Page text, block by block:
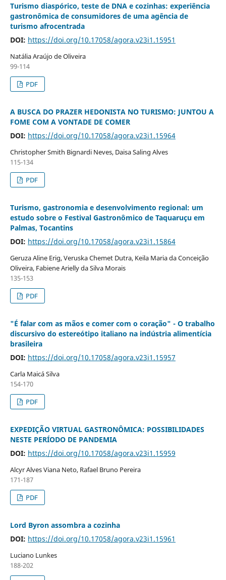
Turismo diaspórico, teste de DNA e cozinhas: experiência
gastronômica de consumidores de uma agência de
turismo afrocentrada
DOI: https://doi.org/10.17058/agora.v23i1.15951
Natália Araújo de Oliveira
99-114
PDF
A BUSCA DO PRAZER HEDONISTA NO TURISMO: JUNTOU A
FOME COM A VONTADE DE COMER
DOI: https://doi.org/10.17058/agora.v23i1.15964
Christopher Smith Bignardi Neves, Daisa Saling Alves
115-134
PDF
Turismo, gastronomia e desenvolvimento regional: um
estudo sobre o Festival Gastronômico de Taquaruçu em
Palmas, Tocantins
DOI: https://doi.org/10.17058/agora.v23i1.15864
Geruza Aline Erig, Veruska Chemet Dutra, Keila Maria da Conceição
Oliveira, Fabiene Arielly da Silva Morais
135-153
PDF
"É falar com as mãos e comer com o coração" - O trabalho
discursivo do estereótipo italiano na indústria alimentícia
brasileira
DOI: https://doi.org/10.17058/agora.v23i1.15957
Carla Maicá Silva
154-170
PDF
EXPEDIÇÃO VIRTUAL GASTRONÔMICA: POSSIBILIDADES
NESTE PERÍODO DE PANDEMIA
DOI: https://doi.org/10.17058/agora.v23i1.15959
Alcyr Alves Viana Neto, Rafael Bruno Pereira
171-187
PDF
Lord Byron assombra a cozinha
DOI: https://doi.org/10.17058/agora.v23i1.15961
Luciano Lunkes
188-202